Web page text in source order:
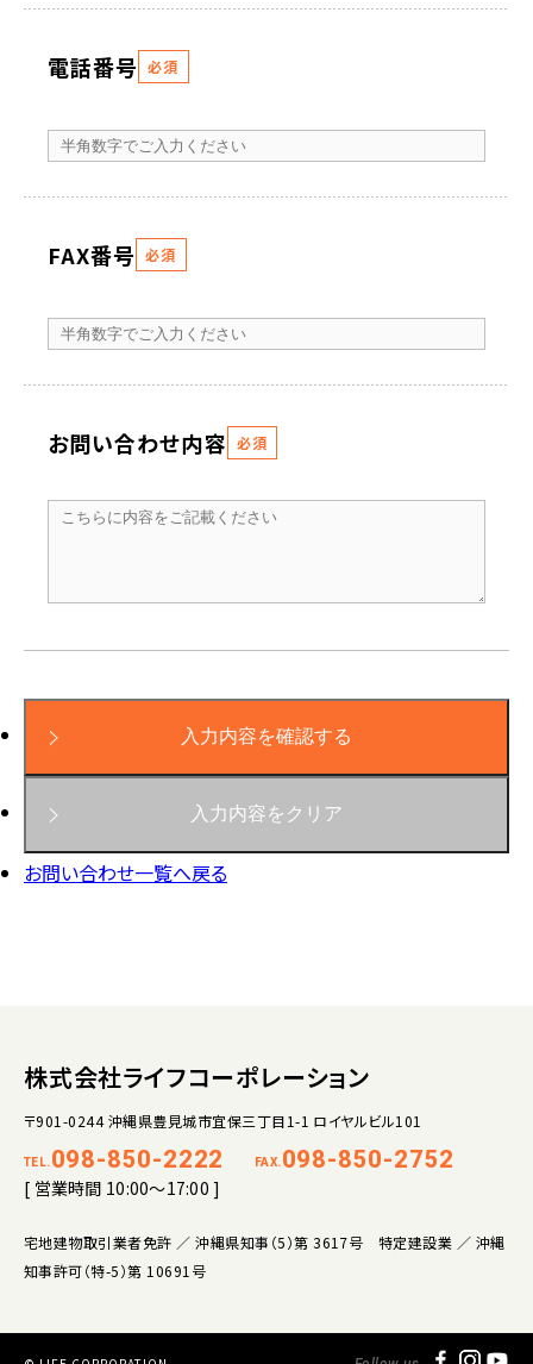
電話番号 必須
FAX番号 必須
お問い合わせ内容 必須
お問い合わせ一覧へ戻る
株式会社ライフコーポレーション
〒901-0244 沖縄県豊見城市宜保三丁目1-1 ロイヤルビル101
TEL. 098-850-2222 FAX. 098-850-2752
[ 営業時間 10:00～17:00 ]
宅地建物取引業者免許 ／ 沖縄県知事（5）第 3617号 特定建設業 ／ 沖縄
知事許可（特-5）第 10691号